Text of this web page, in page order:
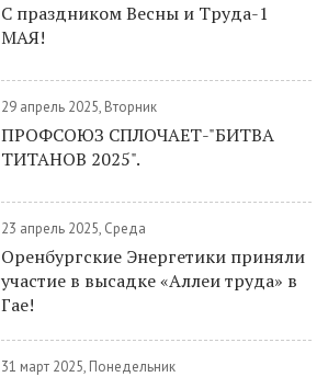
C праздником Весны и Труда-1
МАЯ!
29 апрель 2025, Вторник
ПРОФСОЮЗ СПЛОЧАЕТ-"БИТВА
ТИТАНОВ 2025".
23 апрель 2025, Среда
Оренбургские Энергетики приняли
участие в высадке «Аллеи труда» в
Гае!
31 март 2025, Понедельник